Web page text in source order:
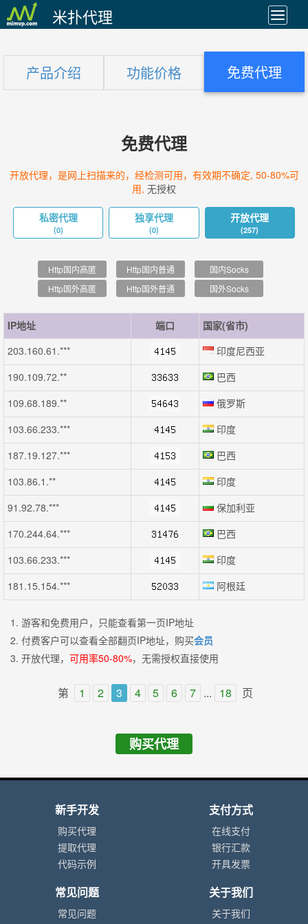
米扑代理
产品介绍 功能价格 免费代理
免费代理
开放代理，是网上扫描来的，经检测可用，有效期不确定, 50-80%可
用, 无授权
私密代理
(0)
独享代理
(0)
开放代理
(257)
Http国内高匿 Http国内普通 国内Socks
Http国外高匿 Http国外普通 国外Socks
IP地址 端口 国家(省市)
203.160.61.*** 印度尼西亚
190.109.72.** 巴西
109.68.189.** 俄罗斯
103.66.233.*** 印度
187.19.127.*** 巴西
103.86.1.** 印度
91.92.78.*** 保加利亚
170.244.64.*** 巴西
103.66.233.*** 印度
181.15.154.*** 阿根廷
1. 游客和免费用户，只能查看第一页IP地址
2. 付费客户可以查看全部翻页IP地址，购买会员
3. 开放代理，
可用率50-80%，无需授权直接使用
第 1 2 3 4 5 6 7 18 页
购买代理
新手开发
购买代理
提取代理
代码示例
支付方式
在线支付
银行汇款
开具发票
常见问题
常见问题
关于我们
关于我们